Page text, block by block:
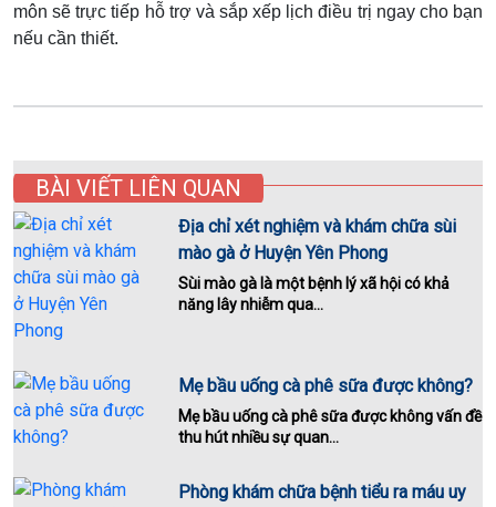
môn sẽ trực tiếp hỗ trợ và sắp xếp lịch điều trị ngay cho bạn
nếu cần thiết.
BÀI VIẾT LIÊN QUAN
Địa chỉ xét nghiệm và khám chữa sùi
mào gà ở Huyện Yên Phong
Sùi mào gà là một bệnh lý xã hội có khả
năng lây nhiễm qua...
Mẹ bầu uống cà phê sữa được không?
Mẹ bầu uống cà phê sữa được không vấn đề
thu hút nhiều sự quan...
Phòng khám chữa bệnh tiểu ra máu uy